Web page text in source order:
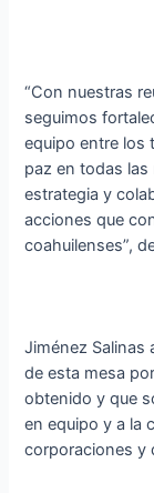
“Con nuestras
seguimos
equipo entre los
paz en todas
estrategia y
acciones que
coahuilenses”,
Jiménez
de esta mesa
obtenido y que
en equipo y a la
corporaciones y